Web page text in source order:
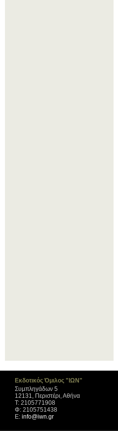
Εκδοτικός Όμιλος "ΙΩΝ"
Συμπληγάδων 5
12131, Περιστέρι, Αθήνα
Τ: 2105771908
Φ: 2105751438
Ε: info@iwn.gr